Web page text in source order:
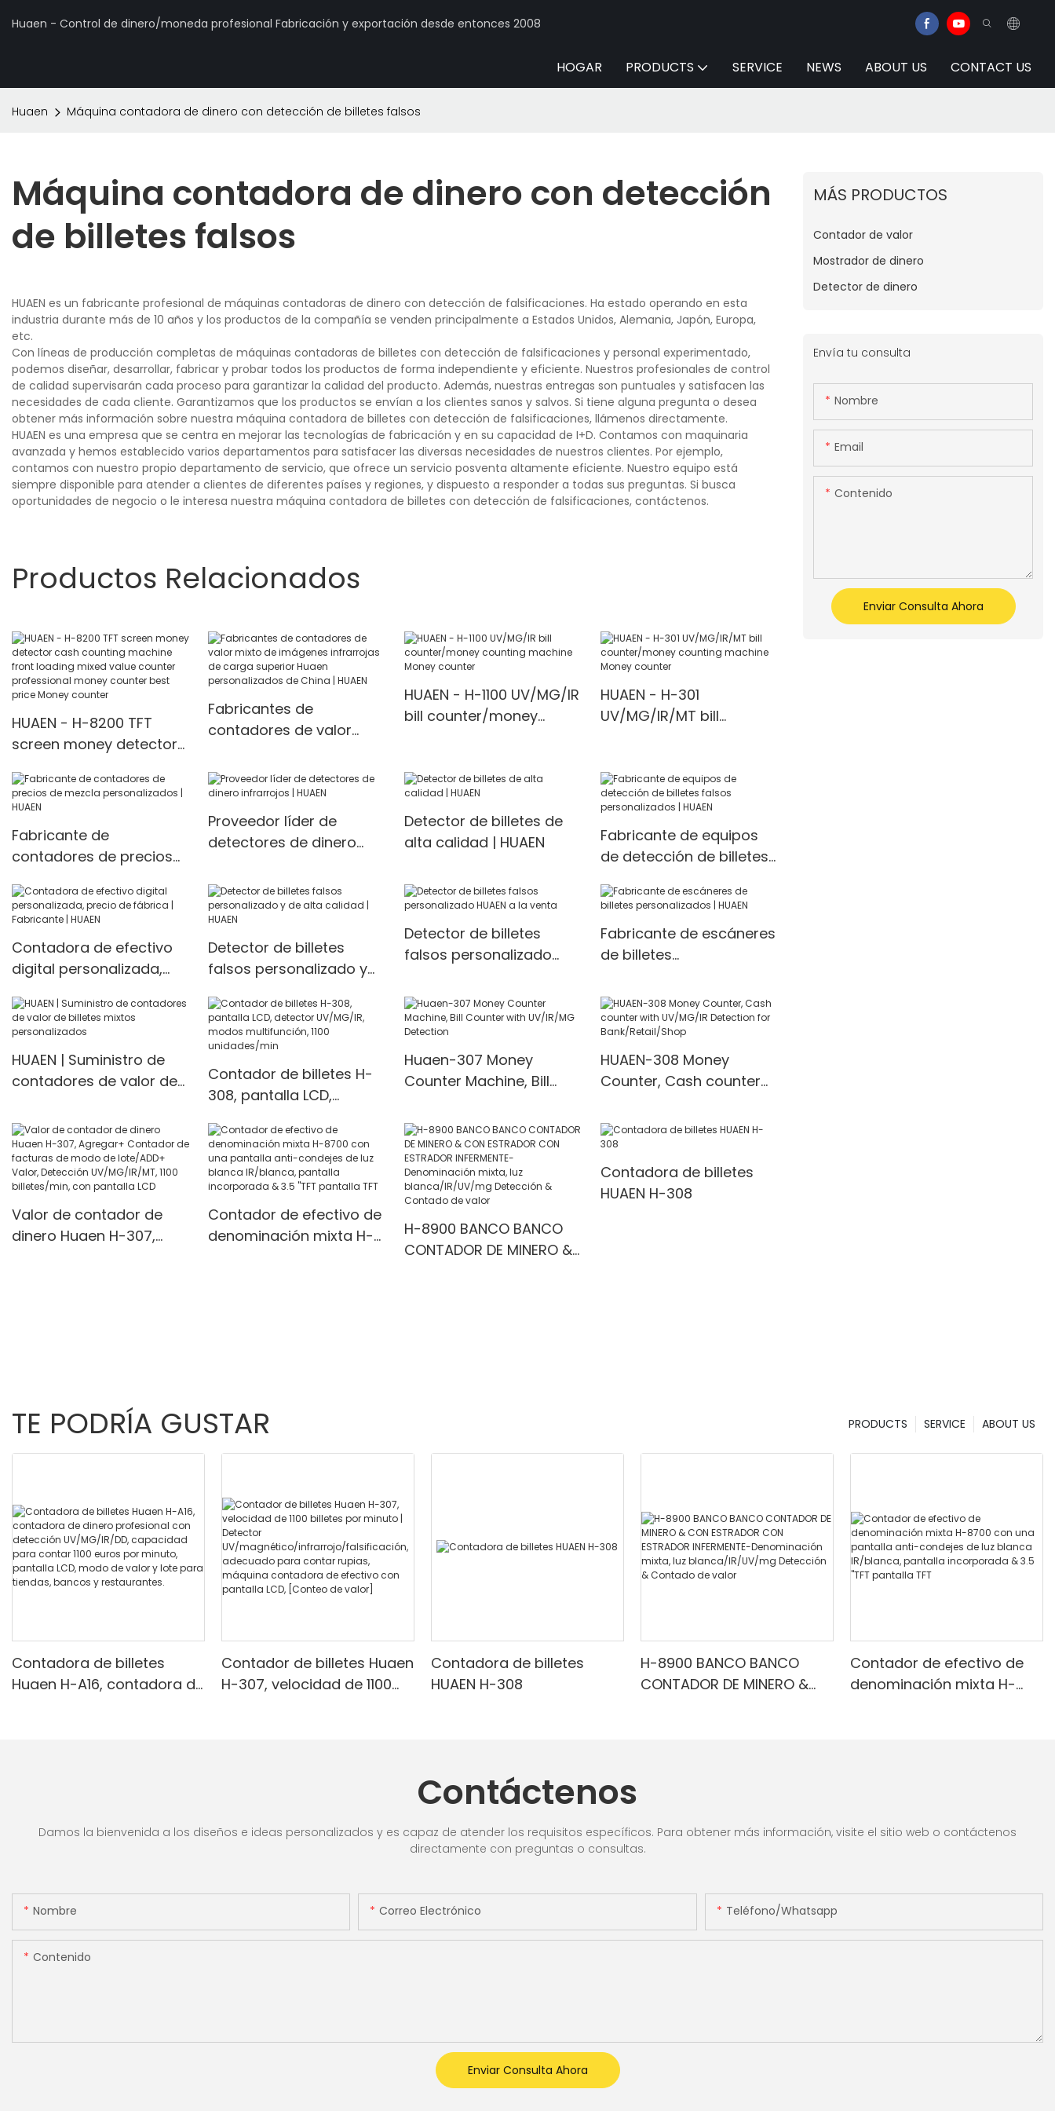
Huaen - Control de dinero/moneda profesional Fabricación y exportación desde entonces 2008
HOGAR PRODUCTS SERVICE NEWS ABOUT US CONTACT US
Huaen Máquina contadora de dinero con detección de billetes falsos
Máquina contadora de dinero con detección
de billetes falsos
HUAEN es un fabricante profesional de máquinas contadoras de dinero con detección de falsificaciones. Ha estado operando en esta
industria durante más de 10 años y los productos de la compañía se venden principalmente a Estados Unidos, Alemania, Japón, Europa,
etc.
Con líneas de producción completas de máquinas contadoras de billetes con detección de falsificaciones y personal experimentado,
podemos diseñar, desarrollar, fabricar y probar todos los productos de forma independiente y eficiente. Nuestros profesionales de control
de calidad supervisarán cada proceso para garantizar la calidad del producto. Además, nuestras entregas son puntuales y satisfacen las
necesidades de cada cliente. Garantizamos que los productos se envían a los clientes sanos y salvos. Si tiene alguna pregunta o desea
obtener más información sobre nuestra máquina contadora de billetes con detección de falsificaciones, llámenos directamente.
HUAEN es una empresa que se centra en mejorar las tecnologías de fabricación y en su capacidad de I+D. Contamos con maquinaria
avanzada y hemos establecido varios departamentos para satisfacer las diversas necesidades de nuestros clientes. Por ejemplo,
contamos con nuestro propio departamento de servicio, que ofrece un servicio posventa altamente eficiente. Nuestro equipo está
siempre disponible para atender a clientes de diferentes países y regiones, y dispuesto a responder a todas sus preguntas. Si busca
oportunidades de negocio o le interesa nuestra máquina contadora de billetes con detección de falsificaciones, contáctenos.
Productos Relacionados
HUAEN - H-8200 TFT
screen money detector
front loading mixed value
counter professional
money counter best
price Money counter
Fabricantes de
contadores de valor
infrarrojas de carga
superior Huaen
personalizados de China
| HUAEN
HUAEN - H-1100 UV/MG/IR
bill counter/money
HUAEN - H-301
UV/MG/IR/MT bill
Fabricante de
contadores de precios
personalizados | HUAEN
Proveedor líder de
detectores de dinero
Detector de billetes de
alta calidad | HUAEN
Fabricante de equipos
de detección de billetes
HUAEN
Contadora de efectivo
digital personalizada,
Fabricante | HUAEN
Detector de billetes
falsos personalizado y
Detector de billetes
falsos personalizado
Fabricante de escáneres
de billetes
HUAEN | Suministro de
contadores de valor de
personalizados
Contador de billetes H-
308, pantalla LCD,
modos multifunción, 1100
unidades/min
Huaen-307 Money
Counter Machine, Bill
Detection
HUAEN-308 Money
Counter, Cash counter
for Bank/Retail/Shop
Valor de contador de
dinero Huaen H-307,
Contador de efectivo de
denominación mixta H-
H-8900 BANCO BANCO
CONTADOR DE MINERO &
Contadora de billetes
HUAEN H-308
MÁS PRODUCTOS
Contador de valor
Mostrador de dinero
Detector de dinero
Envía tu consulta
Nombre
Email
Contenido
Enviar Consulta Ahora
TE PODRÍA GUSTAR ABOUT US
SERVICE
PRODUCTS
Contadora de billetes
Huaen H-A16, contadora de
bancos y restaurantes.
Contador de billetes Huaen
H-307, velocidad de 1100
efectivo con pantalla LCD,
Contadora de billetes
HUAEN H-308
H-8900 BANCO BANCO
CONTADOR DE MINERO &
Contador de efectivo de
denominación mixta H-
Contáctenos
Damos la bienvenida a los diseños e ideas personalizados y es capaz de atender los requisitos específicos. Para obtener más información, visite el sitio web o contáctenos
directamente con preguntas o consultas.
Nombre Correo Electrónico Teléfono/whatsapp
Contenido
Enviar Consulta Ahora